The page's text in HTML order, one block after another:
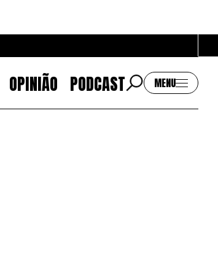
OPINIÃO PODCAST MENU